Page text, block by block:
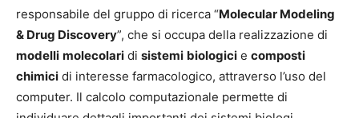
responsabile del gruppo di ricerca “Molecular Modeling
& Drug Discovery”, che si occupa della realizzazione di
modelli molecolari di sistemi biologici e composti
chimici di interesse farmacologico, attraverso l’uso del
computer. Il calcolo computazionale permette di